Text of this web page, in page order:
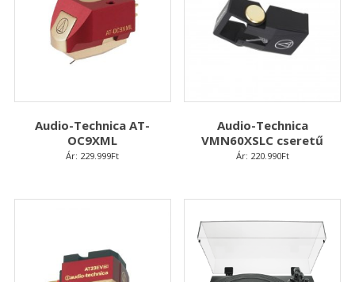
Audio-Technica AT-
OC9XML
Ár: 229.999Ft
Audio-Technica
VMN60XSLC cseretű
Ár: 220.990Ft